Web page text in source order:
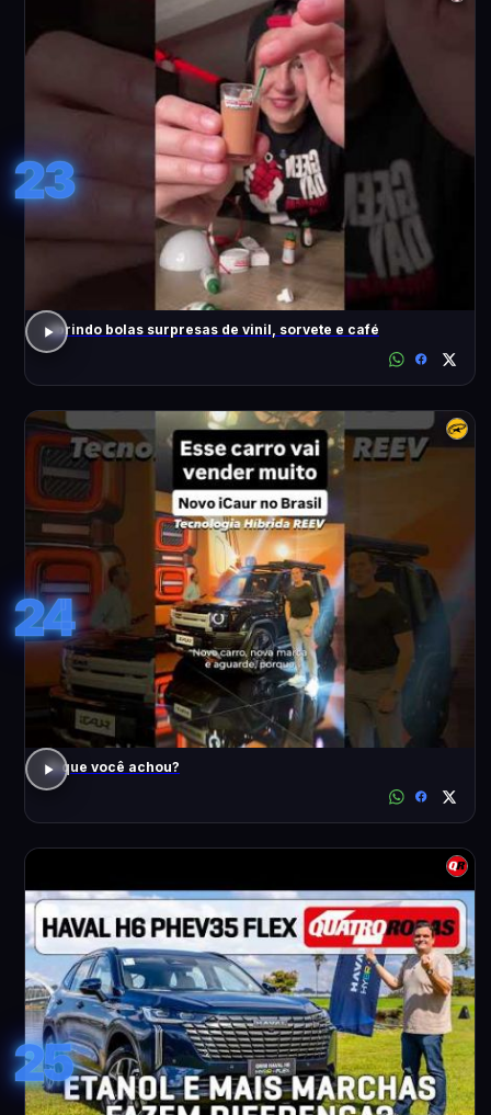
23
abrindo bolas surpresas de vinil, sorvete e café
24
O que você achou?
25